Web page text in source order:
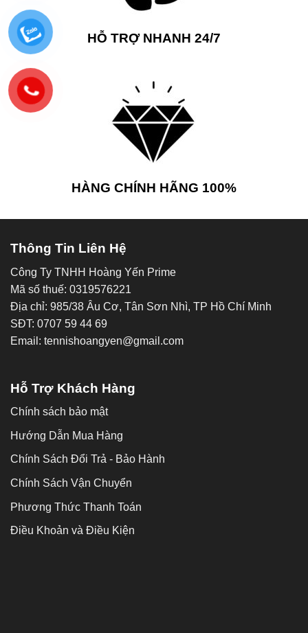
HỖ TRỢ NHANH 24/7
HÀNG CHÍNH HÃNG 100%
Thông Tin Liên Hệ
Công Ty TNHH Hoàng Yến Prime
Mã số thuế: 0319576221
Địa chỉ: 985/38 Âu Cơ, Tân Sơn Nhì, TP Hồ Chí Minh
SĐT: 0707 59 44 69
Email: tennishoangyen@gmail.com
Hỗ Trợ Khách Hàng
Chính sách bảo mật
Hướng Dẫn Mua Hàng
Chính Sách Đổi Trả - Bảo Hành
Chính Sách Vận Chuyển
Phương Thức Thanh Toán
Điều Khoản và Điều Kiện